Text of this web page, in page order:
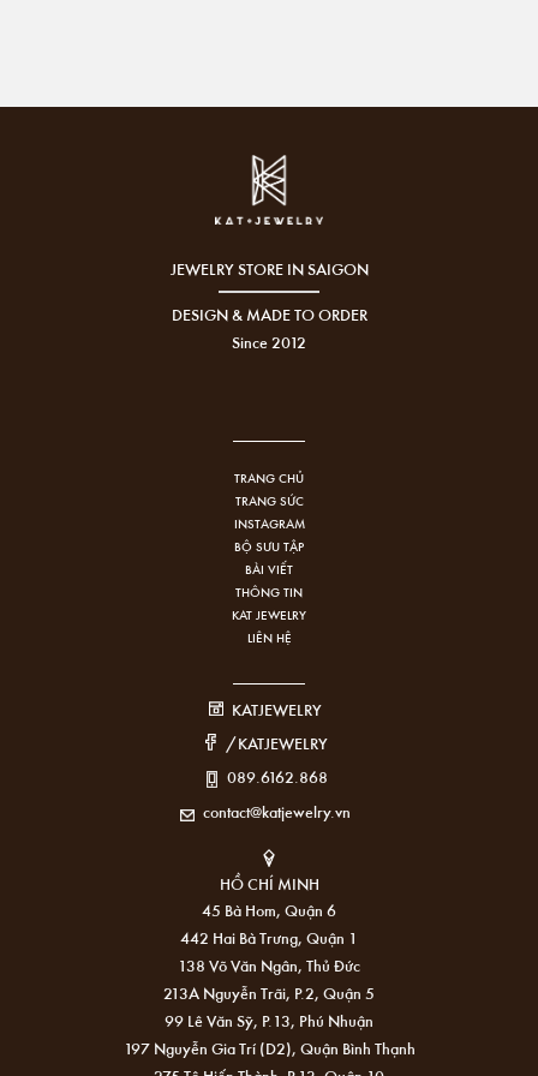
JEWELRY STORE IN SAIGON
DESIGN & MADE TO ORDER
Since 2012
TRANG CHỦ
TRANG SỨC
INSTAGRAM
BỘ SƯU TẬP
BÀI VIẾT
THÔNG TIN
KAT JEWELRY
LIÊN HỆ
KATJEWELRY
/KATJEWELRY
089.6162.868
contact@katjewelry.vn
HỒ CHÍ MINH
45 Bà Hom, Quận 6
442 Hai Bà Trưng, Quận 1
138 Võ Văn Ngân, Thủ Đức
213A Nguyễn Trãi, P.2, Quận 5
99 Lê Văn Sỹ, P.13, Phú Nhuận
197 Nguyễn Gia Trí (D2), Quận Bình Thạnh